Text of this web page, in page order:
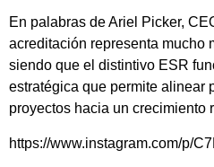
En palabras de Ariel Picker,
acreditación representa mucho
siendo que el distintivo ESR
estratégica que permite alinear
proyectos hacia un crecimiento
https://www.instagram.com/p/